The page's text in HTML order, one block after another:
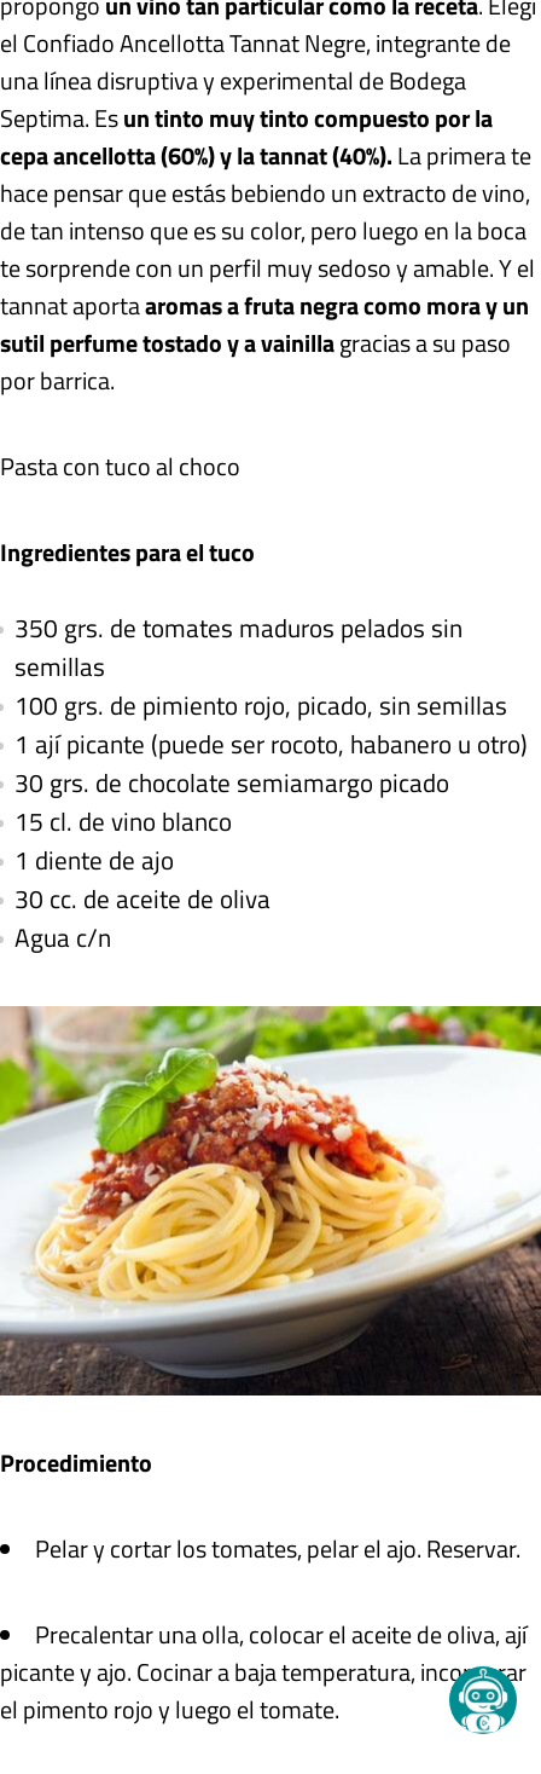
el Confiado Ancellotta Tannat Negre, integrante de
una línea disruptiva y experimental de Bodega
Septima. Esun tinto muy tinto compuesto por la
cepa ancellotta (60%) y la tannat (40%).La primera te
hace pensar que estás bebiendo un extracto de vino,
de tan intenso que es su color, pero luego en la boca
te sorprende con un perfil muy sedoso y amable. Y el
tannat aportaaromas a fruta negra como mora y un
sutil perfume tostado y a vainillagracias a su paso
por barrica.
Pasta con tuco al choco
Ingredientes para el tuco
350 grs. de tomates maduros pelados sin
semillas
100 grs. de pimiento rojo, picado, sin semillas
1 ají picante (puede ser rocoto, habanero u otro)
30 grs. de chocolate semiamargo picado
15 cl. de vino blanco
1 diente de ajo
30 cc. de aceite de oliva
Agua c/n
Procedimiento
Pelar y cortar los tomates, pelar el ajo. Reservar.
Precalentar una olla, colocar el aceite de oliva, ají
picante y ajo. Cocinar a baja temperatura, incorporar
el pimento rojo y luego el tomate.